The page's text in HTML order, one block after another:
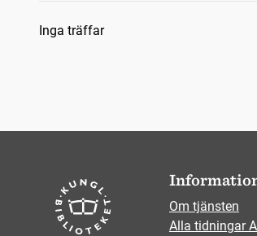
Sökresultat
Inga träffar
Om tjänsten
Alla tidningar